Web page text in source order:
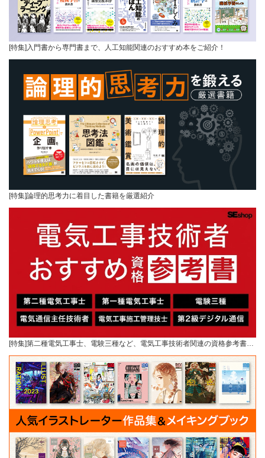
[特集]入門書から専門書まで、人工知能関連のおすすめ本をご紹介！
[特集]論理的思考力に着目した書籍を厳選紹介
[特集]第二種電気工事士、電験三種など、電気工事技術者関連の資格参考書…